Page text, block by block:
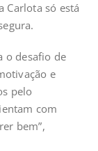
Carlota só está
o desafio de
e
pelo
com
bem”,